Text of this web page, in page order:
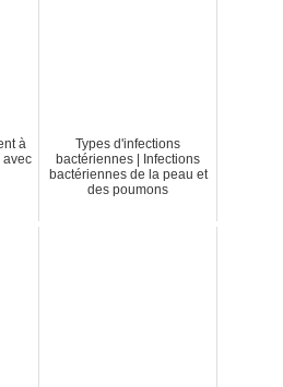
à
avec
Types d'infections
bactériennes | Infections
bactériennes de la peau et
des poumons